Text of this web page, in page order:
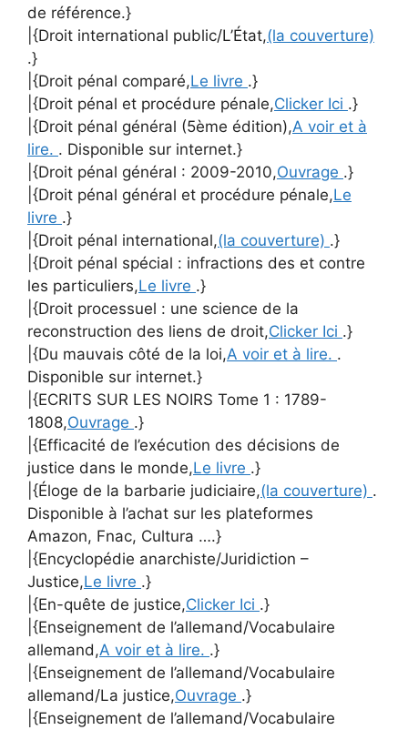
de référence.}
|{Droit international public/L’État,(la couverture)
.}
|{Droit pénal comparé,Le livre .}
|{Droit pénal et procédure pénale,Clicker Ici .}
|{Droit pénal général (5ème édition),A voir et à
lire. . Disponible sur internet.}
|{Droit pénal général : 2009-2010,Ouvrage .}
|{Droit pénal général et procédure pénale,Le
livre .}
|{Droit pénal international,(la couverture) .}
|{Droit pénal spécial : infractions des et contre
les particuliers,Le livre .}
|{Droit processuel : une science de la
reconstruction des liens de droit,Clicker Ici .}
|{Du mauvais côté de la loi,A voir et à lire. .
Disponible sur internet.}
|{ECRITS SUR LES NOIRS Tome 1 : 1789-
1808,Ouvrage .}
|{Efficacité de l’exécution des décisions de
justice dans le monde,Le livre .}
|{Éloge de la barbarie judiciaire,(la couverture) .
Disponible à l’achat sur les plateformes
Amazon, Fnac, Cultura ….}
|{Encyclopédie anarchiste/Juridiction –
Justice,Le livre .}
|{En-quête de justice,Clicker Ici .}
|{Enseignement de l’allemand/Vocabulaire
allemand,A voir et à lire. .}
|{Enseignement de l’allemand/Vocabulaire
allemand/La justice,Ouvrage .}
|{Enseignement de l’allemand/Vocabulaire